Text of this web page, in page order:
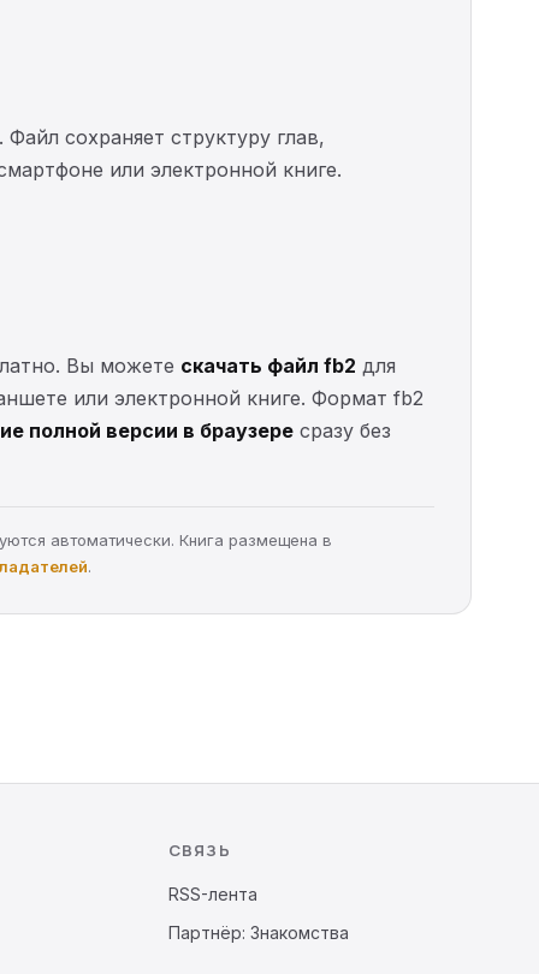
сохраняет структуру глав,
или электронной книге.
Вы можете скачать файл fb2 для
или электронной книге. Формат fb2
полной версии в браузере сразу без
автоматически. Книга размещена в
.
СВЯЗЬ
RSS-лента
Партнёр: Знакомства